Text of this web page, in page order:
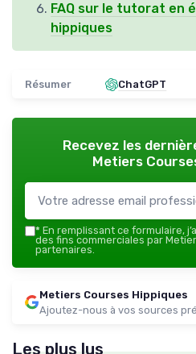
FAQ sur le tutorat en
hippiques
Résumer ChatGPT
Recevez les
Metiers
* En remplissant ce formulaire,
des fins commerciales par
partenaires.
Metiers Courses Hippiques
Ajoutez-nous à vos sources
Les plus lus